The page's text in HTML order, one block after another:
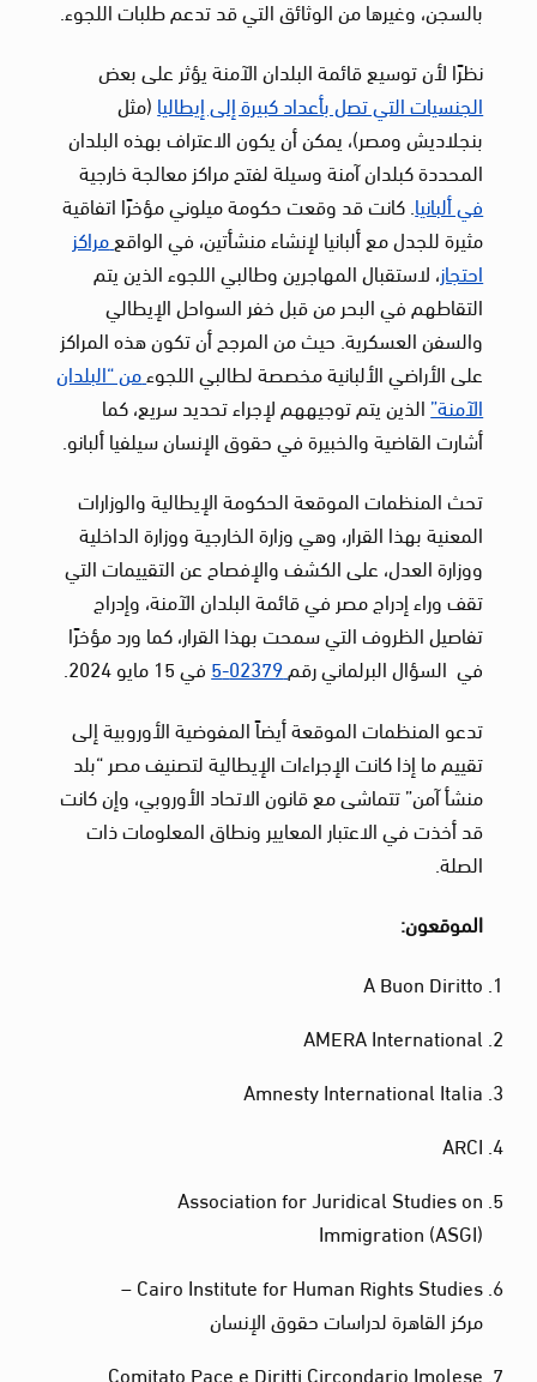
بالسجن، وغيرها من الوثائق التي قد تدعم طلبات اللجوء.
نظرًا لأن توسيع قائمة البلدان الآمنة يؤثر على بعض
الجنسيات التي تصل بأعداد كبيرة إلى إيطاليا(مثل
بنجلاديش ومصر)، يمكن أن يكون الاعتراف بهذه البلدان
المحددة كبلدان آمنة وسيلة لفتح مراكز معالجة خارجية
في ألبانيا. كانت قد وقعت حكومة ميلوني مؤخرًا اتفاقية
مثيرة للجدل مع ألبانيا لإنشاء منشأتين، في الواقعمراكز
احتجاز، لاستقبال المهاجرين وطالبي اللجوء الذين يتم
التقاطهم في البحر من قبل خفر السواحل الإيطالي
والسفن العسكرية. حيث من المرجح أن تكون هذه المراكز
على الأراضي الألبانية مخصصة لطالبي اللجوءمن “البلدان
الآمنة”الذين يتم توجيههم لإجراء تحديد سريع، كما
أشارت القاضية والخبيرة في حقوق الإنسان سيلفيا ألبانو.
تحث المنظمات الموقعة الحكومة الإيطالية والوزارات
المعنية بهذا القرار، وهي وزارة الخارجية ووزارة الداخلية
ووزارة العدل، على الكشف والإفصاح عن التقييمات التي
تقف وراء إدراج مصر في قائمة البلدان الآمنة، وإدراج
تفاصيل الظروف التي سمحت بهذا القرار، كما ورد مؤخرًا
في السؤال البرلماني رقم02379-5
في 15 مايو 2024.
تدعو المنظمات الموقعة أيضاً المفوضية الأوروبية إلى
تقييم ما إذا كانت الإجراءات الإيطالية لتصنيف مصر “بلد
منشأ آمن” تتماشى مع قانون الاتحاد الأوروبي، وإن كانت
قد أخذت في الاعتبار المعايير ونطاق المعلومات ذات
الصلة.
الموقعون:
A Buon Diritto
AMERA International
Amnesty International Italia
ARCI
Association for Juridical Studies on
Immigration (ASGI)
Cairo Institute for Human Rights Studies –
مركز القاهرة لدراسات حقوق الإنسان
Comitato Pace e Diritti Circondario Imolese